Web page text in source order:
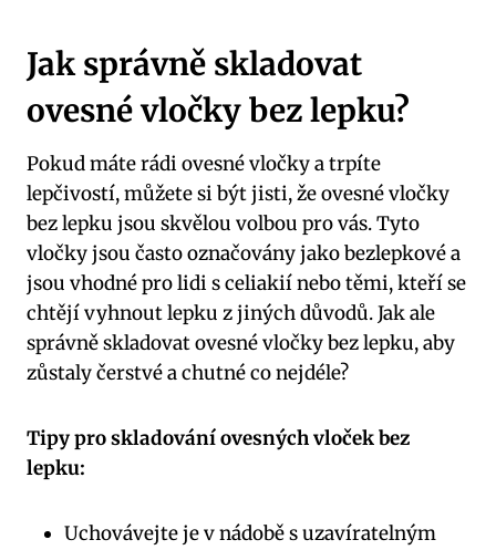
Jak správně skladovat
ovesné vločky bez lepku?
Pokud máte rádi ovesné vločky a trpíte
lepčivostí, můžete si být jisti, že ovesné vločky
bez lepku jsou skvělou volbou pro vás. Tyto
vločky jsou často označovány jako bezlepkové a
jsou vhodné pro lidi s celiakií nebo těmi, kteří se
chtějí vyhnout lepku z jiných důvodů. Jak ale
správně skladovat ovesné vločky bez lepku, aby
zůstaly čerstvé a chutné co nejdéle?
Tipy pro skladování ovesných vloček bez
lepku:
Uchovávejte je v nádobě s uzavíratelným